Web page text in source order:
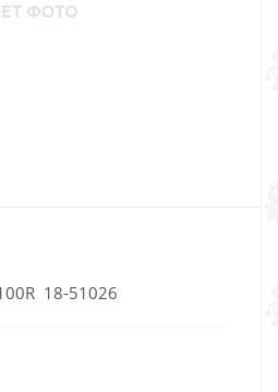
18-51026